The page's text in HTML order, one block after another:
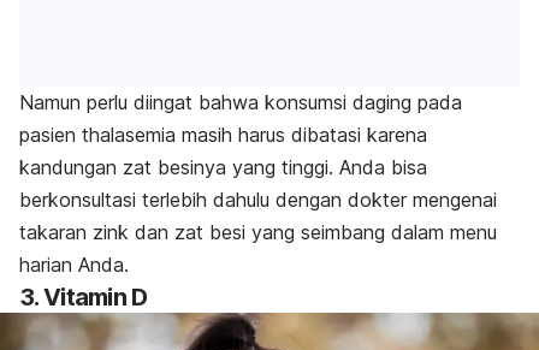
Namun perlu diingat bahwa konsumsi daging pada
pasien thalasemia masih harus dibatasi karena
kandungan zat besinya yang tinggi. Anda bisa
berkonsultasi terlebih dahulu dengan dokter mengenai
takaran zink dan zat besi yang seimbang dalam menu
harian Anda.
3. Vitamin D